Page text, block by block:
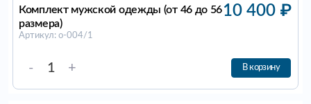
Комплект мужской одежды (от 46 до 56
размера)
Артикул: о-004/1
10 400 ₽
- + В корзину